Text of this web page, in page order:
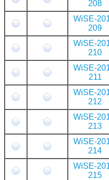
208
WiSE-
209
WiSE-
210
WiSE-
211
WiSE-
212
WiSE-
213
WiSE-
214
WiSE-
215